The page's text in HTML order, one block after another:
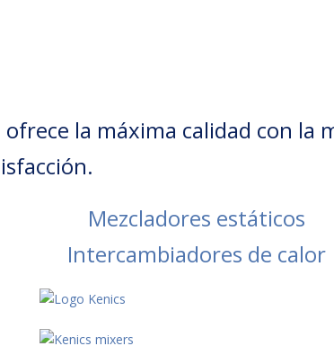
la máxima calidad con la
Mezcladores estáticos
Intercambiadores de calor